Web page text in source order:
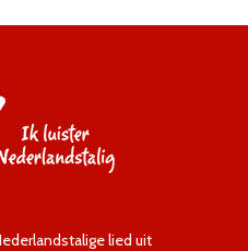
lied uit